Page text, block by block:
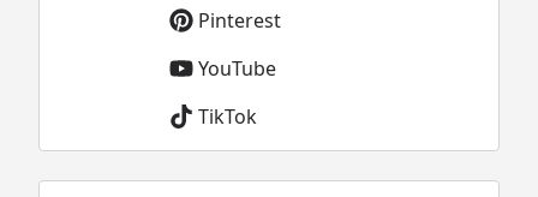
Pinterest
YouTube
TikTok